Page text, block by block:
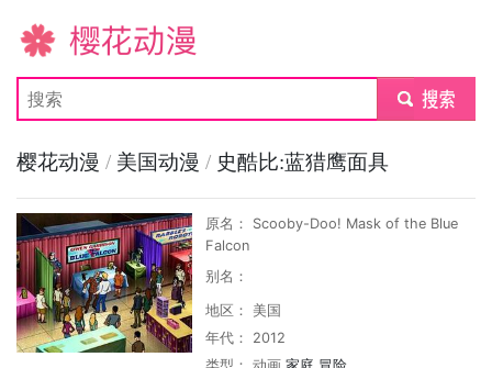
樱花动漫
submit
樱花动漫 / 美国动漫 / 史酷比:蓝猎鹰面具
原名： Scooby-Doo! Mask of the Blue
Falcon
别名：
地区： 美国
年代： 2012